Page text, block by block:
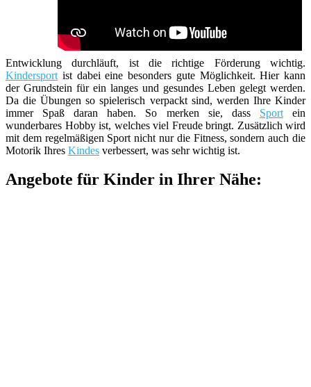
Entwicklung durchläuft, ist die richtige Förderung wichtig.
Kindersport ist dabei eine besonders gute Möglichkeit. Hier kann
der Grundstein für ein langes und gesundes Leben gelegt werden.
Da die Übungen so spielerisch verpackt sind, werden Ihre Kinder
immer Spaß daran haben. So merken sie, dass Sportein
wunderbares Hobby ist, welches viel Freude bringt. Zusätzlich wird
mit dem regelmäßigen Sport nicht nur die Fitness, sondern auch die
Motorik Ihres Kindes verbessert, was sehr wichtig ist.
Angebote für Kinder in Ihrer Nähe: